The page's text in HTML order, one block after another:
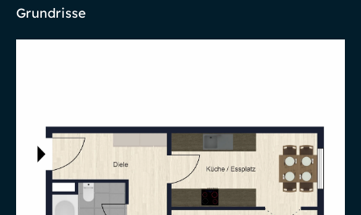
Grundrisse